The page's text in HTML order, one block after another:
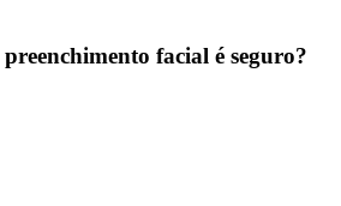
preenchimento facial é seguro?